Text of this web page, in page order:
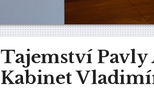
Tajemství Pavly
Kabinet